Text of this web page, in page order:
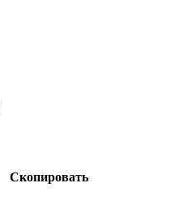
Скопировать